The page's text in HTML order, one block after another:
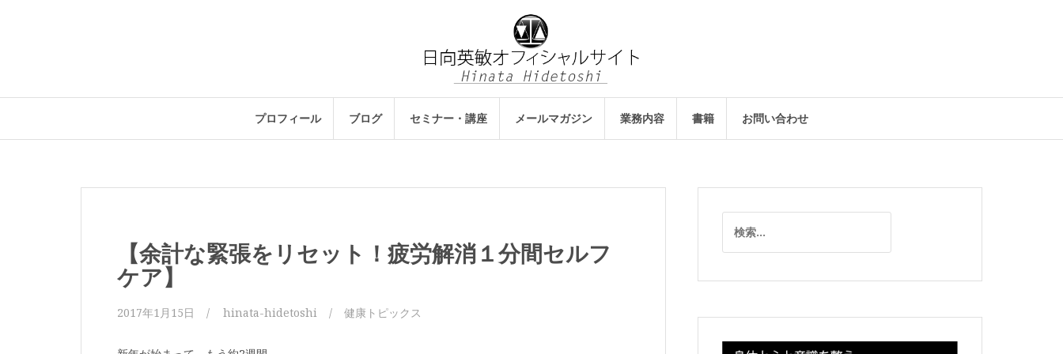
へ
プロフィール ブログ セミナー・講座 メールマガジン 業務内容 書籍 お問い合わせ
【余計な緊張をリセット！疲労解消１分間セルフ
ケア】
2017年1月15日 hinata-hidetoshi 健康トピックス
索: